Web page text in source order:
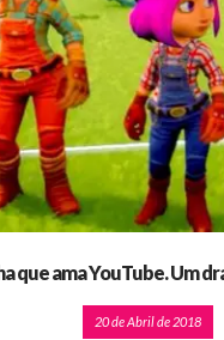
que ama YouTube. Um
20 de Abril de 2018